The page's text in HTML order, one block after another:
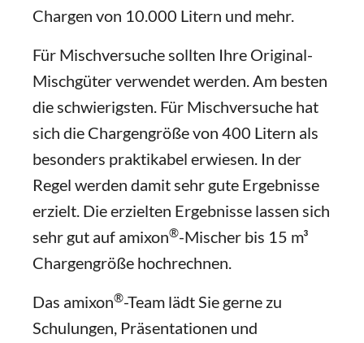
Chargen von 10.000 Litern und mehr.
Für Mischversuche sollten Ihre Original-
Mischgüter verwendet werden. Am besten
die schwierigsten. Für Mischversuche hat
sich die Chargengröße von 400 Litern als
besonders praktikabel erwiesen. In der
Regel werden damit sehr gute Ergebnisse
erzielt. Die erzielten Ergebnisse lassen sich
sehr gut auf amixon®-Mischer bis 15 m³
Chargengröße hochrechnen.
Das amixon®-Team lädt Sie gerne zu
Schulungen, Präsentationen und